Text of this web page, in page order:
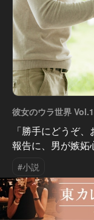
彼女のウラ世界
「勝手にどうぞ
報告に、男が嫉妬
#小説